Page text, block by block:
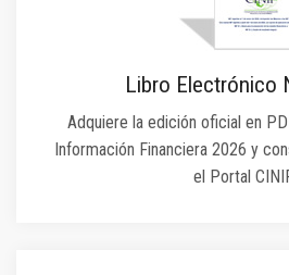
Libro Electrónico
Adquiere la edición oficial en
Información Financiera 2026 y
el Portal